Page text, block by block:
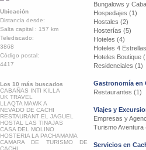
Ubicación
Distancia desde:
Salta capital : 157 km
Telediscado:
3868
Código postal:
4417
Los 10 más buscados
CABAÑAS INTI KILLA
UK TRAVEL
LLAQTA MAWK A
NEVADO DE CACHI
RESTAURANT EL JAGUEL
HOSTAL LAS TINAJAS
CASA DEL MOLINO
HOSTERIA LA PACHAMAMA
CAMARA DE TURISMO DE
CACHI
Bungalows y
Hospedajes (1)
Hostales (2)
Hosterías (5)
Hoteles (4)
Hoteles 4
Hoteles Boutique
Residenciales (1)
Gastronomía en
Restaurantes (1)
Viajes y
Empresas y
Turismo Aventura
Servicios en